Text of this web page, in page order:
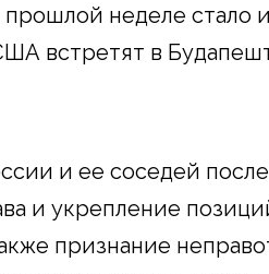
неделе стало
встретят в
и ее соседей
и укрепление
признание